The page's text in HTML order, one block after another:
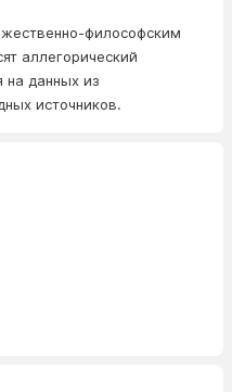
философским
аллегорический
на данных из
источников.